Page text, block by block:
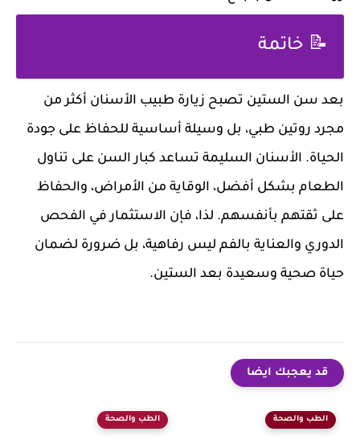
📝 خاتمة
بعد سن الستين تصبح زيارة طبيب الأسنان أكثر من
مجرد روتين طبي، بل وسيلة أساسية للحفاظ على جودة
الحياة. الأسنان السليمة تساعد كبار السن على تناول
الطعام بشكل أفضل، الوقاية من الأمراض، والحفاظ
على ثقتهم بأنفسهم. لذا، فإن الاستثمار في الفحص
الدوري والعناية بالفم ليس رفاهية، بل ضرورة لضمان
حياة صحية وسعيدة بعد الستين.
قد يعجبك ايضا
الطب والصحة الطب والصحة